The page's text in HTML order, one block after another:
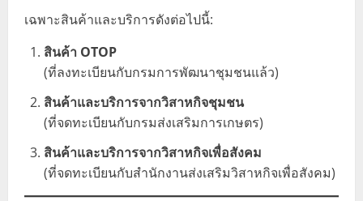
เฉพาะสินค้าและบริการดังต่อไปนี้:
สินค้า OTOP
(ที่ลงทะเบียนกับกรมการพัฒนาชุมชนแล้ว)
สินค้าและบริการจากวิสาหกิจชุมชน
(ที่จดทะเบียนกับกรมส่งเสริมการเกษตร)
สินค้าและบริการจากวิสาหกิจเพื่อสังคม
(ที่จดทะเบียนกับสำนักงานส่งเสริมวิสาหกิจเพื่อสังคม)